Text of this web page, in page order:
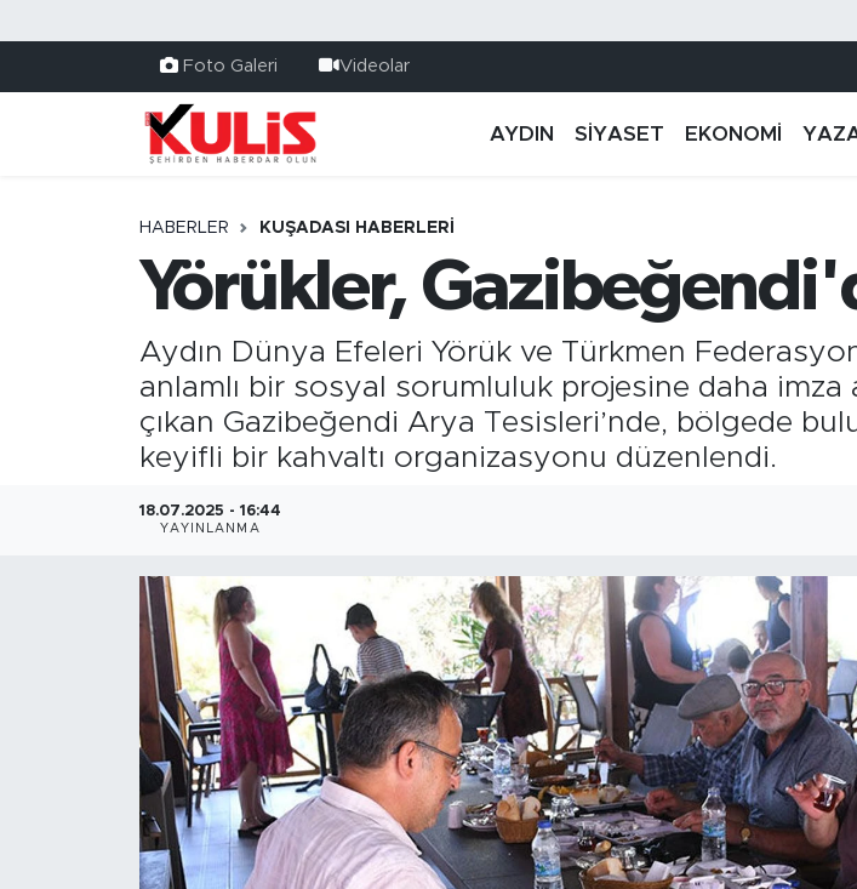
Foto Galeri Videolar
AYDIN SİYASET EKONOMİ
HABERLER KUŞADASI HABERLERI
Yörükler,
Aydın Dünya Efeleri Yörük ve Türkmen
anlamlı bir sosyal sorumluluk projesine daha imza
çıkan Gazibeğendi Arya Tesisleri’nde, bölgede
keyifli bir kahvaltı organizasyonu düzenlendi.
18.07.2025 - 16:44
YAYINLANMA